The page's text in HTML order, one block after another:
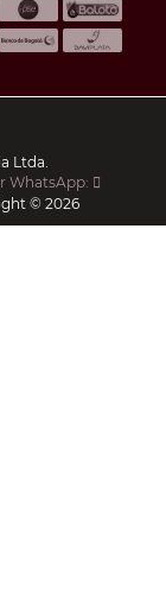
Ltda.
WhatsApp:
© 2026